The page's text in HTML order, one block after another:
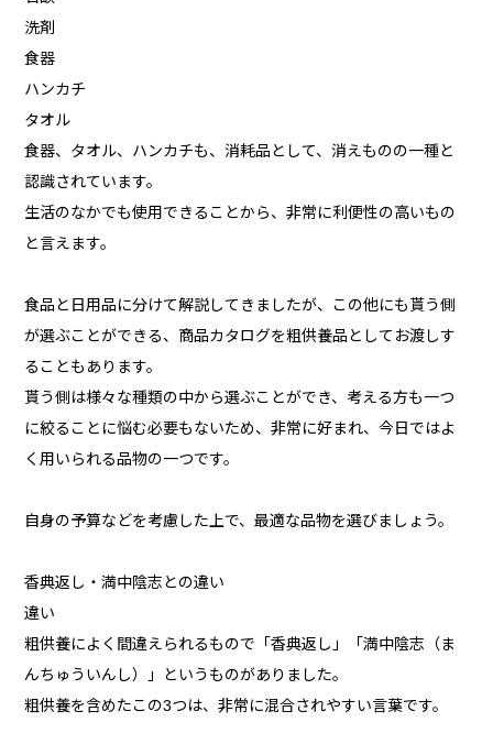
洗剤
食器
ハンカチ
タオル
食器、タオル、ハンカチも、消耗品として、消えものの一種と
認識されています。
生活のなかでも使用できることから、非常に利便性の高いもの
と言えます。
食品と日用品に分けて解説してきましたが、この他にも貰う側
が選ぶことができる、商品カタログを粗供養品としてお渡しす
ることもあります。
貰う側は様々な種類の中から選ぶことができ、考える方も一つ
に絞ることに悩む必要もないため、非常に好まれ、今日ではよ
く用いられる品物の一つです。
自身の予算などを考慮した上で、最適な品物を選びましょう。
香典返し・満中陰志との違い
違い
粗供養によく間違えられるもので「香典返し」「満中陰志（ま
んちゅういんし）」というものがありました。
粗供養を含めたこの3つは、非常に混合されやすい言葉です。